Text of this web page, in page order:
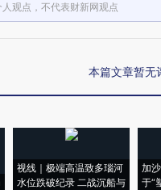
观点，不代表财新网观点
本篇文章暂无
视线｜极端高温致多瑙河
水位跌破纪录 二战沉船与
加
于“